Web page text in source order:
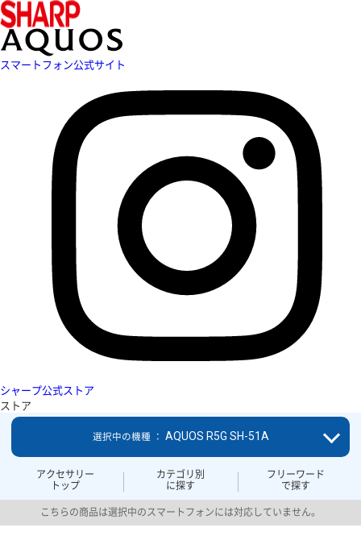
スマートフォン公式サイト
シャープ公式ストア
ストア
アクセサリー
トップ
カテゴリ別
に探す
フリーワード
で探す
選択中の機種 ： AQUOS R5G SH-51A
こちらの商品は選択中のスマートフォンには対応していません。